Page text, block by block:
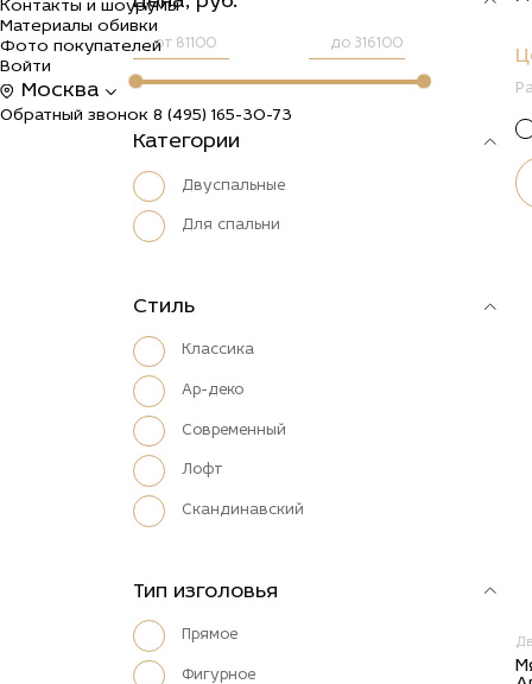
Контакты и шоурумы
Материалы обивки
Фото покупателей
Войти
Москва
Обратный звонок 8 (495) 165-30-73
от до
Категории
Двуспальные
Для спальни
Стиль
Классика
Ар-деко
Современный
Лофт
Скандинавский
Тип изголовья
Прямое
Фигурное